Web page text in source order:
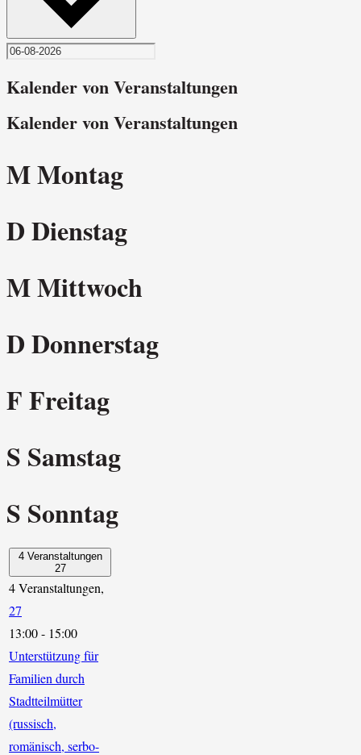
Kalender von Veranstaltungen
Kalender von Veranstaltungen
MMontag
DDienstag
MMittwoch
DDonnerstag
FFreitag
S Samstag
S Sonntag
4 Veranstaltungen
27
4 Veranstaltungen,
27
13:00- 15:00
Unterstützung für
Familien durch
Stadtteilmütter
(russisch,
romänisch, serbo-